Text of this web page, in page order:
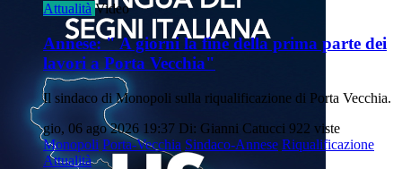
Attualità Video
Annese: " A giorni la fine della prima parte dei
lavori a Porta Vecchia"
Il sindaco di Monopoli sulla riqualificazione di Porta Vecchia.
gio, 06 ago 2026 19:37 Di: Gianni Catucci 922 viste
Monopoli Porta-Vecchia Sindaco-Annese Riqualificazione
Attualità